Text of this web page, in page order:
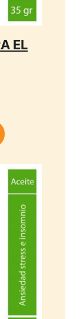
EL